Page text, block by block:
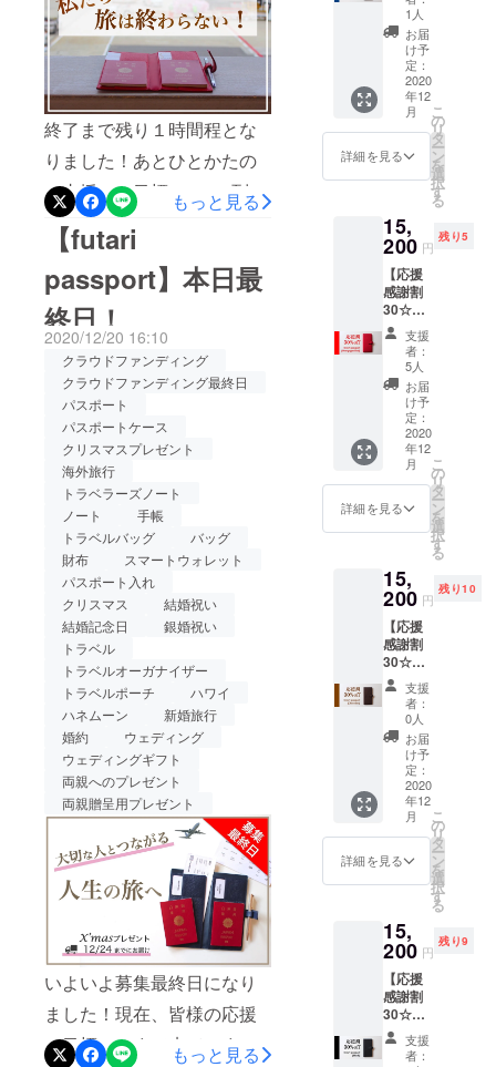
終了まで残り１時間程とな
りました！あとひとかたの
ご支援で、目標100%に到達
します。今年は、世界中の
人々にとって、本当に厳し
い一年だったと思います。
旅行にも行けなければ、家
から外出すら自粛という時
もありました。私たちの旅
行アイテム事業も年初から
非常に苦しい状況が続いて
います。でも、苦あれば楽
あり。この苦難をなんとか
乗り越えて、皆様と同様
に、再び伴侶と共に大好き
な旅に行きたいと思いま
す。決して終わらない、
パートナーとの人生の旅。
応援、ご支援どうぞよろし
くお願いいたします！futari
style
もっと見る
【futari
passport】本日最
終日！
2020/12/20 16:10
クラウドファンディング
クラウドファンディング最終日
パスポート
パスポートケース
クリスマスプレゼント
海外旅行
トラベラーズノート
ノート
手帳
トラベルバッグ
バッグ
財布
スマートウォレット
パスポート入れ
クリスマス
結婚祝い
結婚記念日
銀婚祝い
トラベル
トラベルオーガナイザー
トラベルポーチ
ハワイ
ハネムーン
新婚旅行
婚約
ウェディング
ウェディングギフト
両親へのプレゼント
両親贈呈用プレゼント
いよいよ募集最終日になり
ました！現在、皆様の応援
で目標90%まで来ていま
もっと見る
futari
passpo
rt（オー
シャン
ネイ
ビー）
12月24
日クリ
スマス
イブま
でにお
ます！
30%OF
F（参考
価格
22,000
円税
込） 応
援感謝
の特別
プラン
をご用
意致し
まし
た。 -
futari
passpo
rt（オー
個 - ロ
ゴ入り
特製ペ
ン 1個 -
送料込
（日本
国内）
※ご覧の
画面環
境に
よって
は、色
合いな
ど実物
と少々
異なる
場合が
先が離
島の場
月24日
までに
間に合
わない
可能性
1人
お届
け予
定：
2020
年12
月
詳細を見る
こ
の
リ
タ
ー
ン
を
選
択
す
る
15,
200 円
残り5
【応援
感謝割
30☆先
着10名
様】
futari
passpo
rt（ブル
ゴー
ニュ
レッ
ド） 12
月24日
クリス
マスイ
ブまで
けしま
す！
30%OF
F（参考
価格
22,000
円税
込） 応
援感謝
の特別
プラン
をご用
意致し
まし
た。 -
futari
passpo
rt（ブル
レッ
ド）1個
- ロゴ入
り特製
ペン 1
個 - 送
料込
（日本
支援
者：
5人
お届
け予
定：
2020
年12
月
詳細を見る
こ
の
リ
タ
ー
ン
を
選
択
す
る
15,
200 円
残り10
【応援
感謝割
30☆先
着10名
様】
futari
passpo
rt（チョ
コレー
ト） 12
月24日
クリス
マスイ
ブまで
にお届
けしま
30%OF
F（参考
価格
22,000
円税
込） 応
援感謝
の特別
支援
者：
0人
お届
け予
定：
2020
年12
月
詳細を見る
こ
の
リ
タ
ー
ン
を
選
択
す
る
15,
200 円
残り9
【応援
感謝割
30☆先
着10名
様】支援
者：